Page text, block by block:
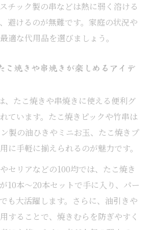
チック製の串などは熱に弱く溶ける
避けるのが無難です。家庭の状況や
適な代用品を選びましょう。
こ焼きや串焼きが楽しめるアイデ
、たこ焼きや串焼きに使える便利グ
ています。たこ焼きピックや竹串は
製の油ひきやミニお玉、たこ焼きプ
に手軽に揃えられるのが魅力です。
セリアなどの100均では、たこ焼き
10本～20本セットで手に入り、パー
も大活躍します。さらに、油引きや
することで、焼きむらを防ぎやすく